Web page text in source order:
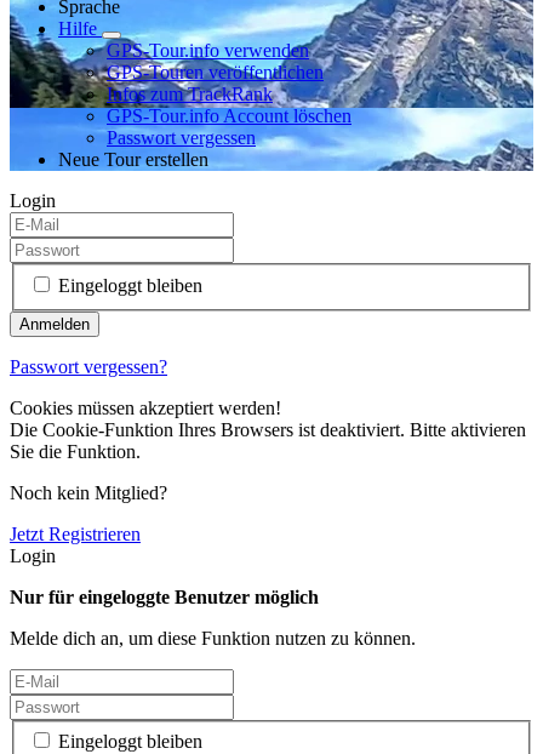
Sprache
Hilfe
GPS-Tour.info verwenden
GPS-Touren veröffentlichen
Infos zum TrackRank
GPS-Tour.info Account löschen
Passwort vergessen
Neue Tour erstellen
Login
Eingeloggt bleiben
Passwort vergessen?
Cookies müssen akzeptiert werden!
Die Cookie-Funktion Ihres Browsers ist deaktiviert. Bitte aktivieren
Sie die Funktion.
Noch kein Mitglied?
Jetzt Registrieren
Login
Nur für eingeloggte Benutzer möglich
Melde dich an, um diese Funktion nutzen zu können.
Eingeloggt bleiben